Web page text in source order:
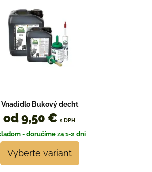
Vnadidlo Bukový decht
od 9,50 € s DPH
- doručíme za 1-2 dni
Vyberte variant